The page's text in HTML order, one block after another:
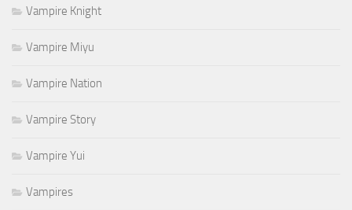
Vampire Knight
Vampire Miyu
Vampire Nation
Vampire Story
Vampire Yui
Vampires